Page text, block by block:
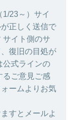
1/23～）サイ
正しく送信で
サイト側のサ
復旧の目処が
公式ラインの
るご意見ご感
ームよりお気
すとメールよ